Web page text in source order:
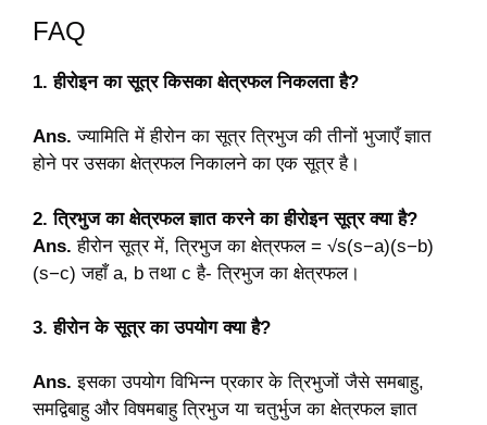
FAQ
1. हीरोइन का सूत्र किसका क्षेत्रफल निकलता है?
Ans.ज्यामिति में हीरोन का सूत्र त्रिभुज की तीनों भुजाएँ ज्ञात
होने पर उसका क्षेत्रफल निकालने का एक सूत्र है।
2. त्रिभुज का क्षेत्रफल ज्ञात करने का हीरोइन सूत्र क्या है?
Ans.हीरोन सूत्र में, त्रिभुज का क्षेत्रफल = √s(s−a)(s−b)
(s−c) जहाँ a, b तथा c है- त्रिभुज का क्षेत्रफल।
3. हीरोन के सूत्र का उपयोग क्या है?
Ans.इसका उपयोग विभिन्न प्रकार के त्रिभुजों जैसे समबाहु,
समद्विबाहु और विषमबाहु त्रिभुज या चतुर्भुज का क्षेत्रफल ज्ञात